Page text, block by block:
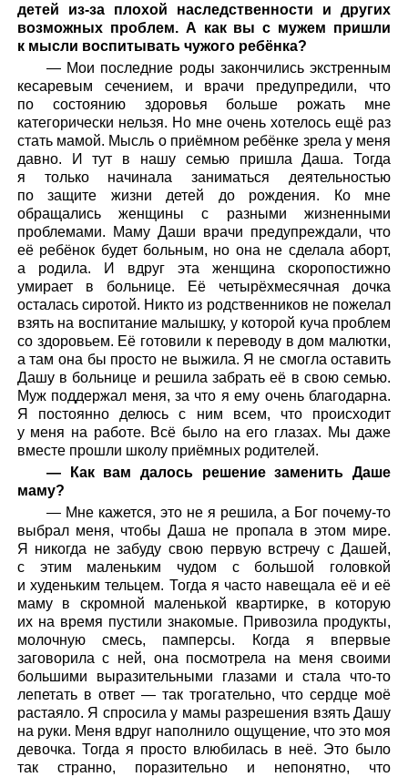
детей из-за плохой наследственности и других
возможных проблем. А как вы с мужем пришли
к мысли воспитывать чужого ребёнка?
— Мои последние роды закончились экстренным
кесаревым сечением, и врачи предупредили, что
по состоянию здоровья больше рожать мне
категорически нельзя. Но мне очень хотелось ещё раз
стать мамой. Мысль о приёмном ребёнке зрела у меня
давно. И тут в нашу семью пришла Даша. Тогда
я только начинала заниматься деятельностью
по защите жизни детей до рождения. Ко мне
обращались женщины с разными жизненными
проблемами. Маму Даши врачи предупреждали, что
её ребёнок будет больным, но она не сделала аборт,
а родила. И вдруг эта женщина скоропостижно
умирает в больнице. Её четырёхмесячная дочка
осталась сиротой. Никто из родственников не пожелал
взять на воспитание малышку, у которой куча проблем
со здоровьем. Её готовили к переводу в дом малютки,
а там она бы просто не выжила. Я не смогла оставить
Дашу в больнице и решила забрать её в свою семью.
Муж поддержал меня, за что я ему очень благодарна.
Я постоянно делюсь с ним всем, что происходит
у меня на работе. Всё было на его глазах. Мы даже
вместе прошли школу приёмных родителей.
— Как вам далось решение заменить Даше
маму?
— Мне кажется, это не я решила, а Бог почему-то
выбрал меня, чтобы Даша не пропала в этом мире.
Я никогда не забуду свою первую встречу с Дашей,
с этим маленьким чудом с большой головкой
и худеньким тельцем. Тогда я часто навещала её и её
маму в скромной маленькой квартирке, в которую
их на время пустили знакомые. Привозила продукты,
молочную смесь, памперсы. Когда я впервые
заговорила с ней, она посмотрела на меня своими
большими выразительными глазами и стала что-то
лепетать в ответ — так трогательно, что сердце моё
растаяло. Я спросила у мамы разрешения взять Дашу
на руки. Меня вдруг наполнило ощущение, что это моя
девочка. Тогда я просто влюбилась в неё. Это было
так странно, поразительно и непонятно, что